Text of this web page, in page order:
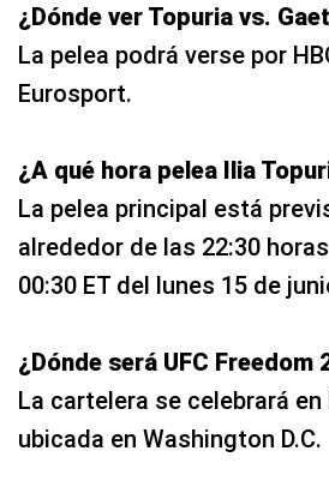
¿Dónde ver Topuria vs.
La pelea podrá verse por
Eurosport.
¿A qué hora pelea Ilia
La pelea principal está
alrededor de las 22:30
00:30 ET del lunes 15 de
¿Dónde será UFC Freedom
La cartelera se celebrará en
ubicada en Washington D.C.